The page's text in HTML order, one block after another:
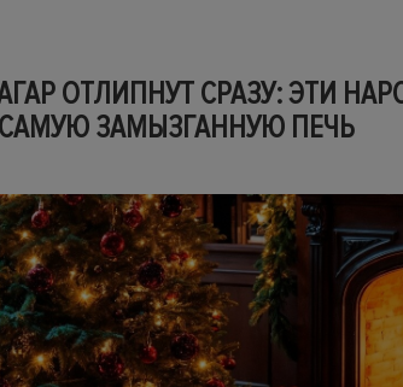
ОТЛИПНУТ СРАЗУ: ЭТИ
ЗАМЫЗГАННУЮ ПЕЧЬ